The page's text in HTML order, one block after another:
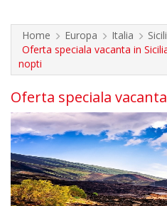
Home Europa Italia
Oferta speciala vacanta in
nopti
Oferta speciala